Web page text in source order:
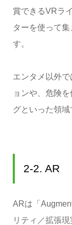
賞できるVRラ
ターを使って
す。
エンタメ以外
ョンや、危険
グといった領域
2-2. AR
ARは「
リティ／拡張